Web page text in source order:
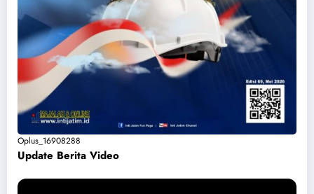
Oplus_16908288
Update Berita Video